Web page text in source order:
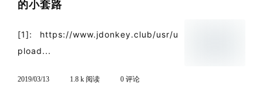
的小套路
[1]: https://www.jdonkey.club/usr/u
pload...
2019/03/13 1.8 k 阅读 0 评论